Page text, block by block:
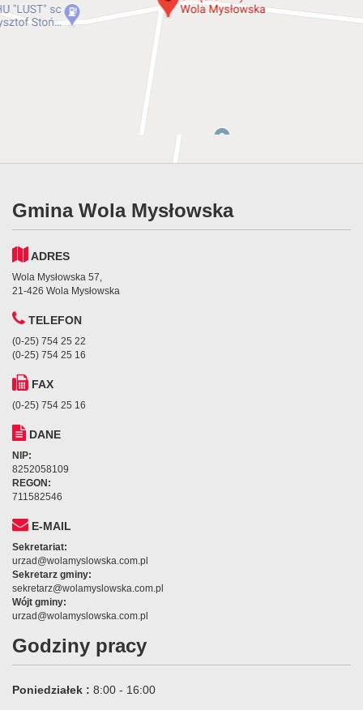
Gmina Wola Mysłowska
ADRES
Wola Mysłowska 57,
21-426 Wola Mysłowska
TELEFON
(0-25) 754 25 22
(0-25) 754 25 16
FAX
(0-25) 754 25 16
DANE
NIP:
8252058109
REGON:
711582546
E-MAIL
Sekretariat:
urzad@wolamyslowska.com.pl
Sekretarz gminy:
sekretarz@wolamyslowska.com.pl
Wójt gminy:
urzad@wolamyslowska.com.pl
Godziny pracy
Poniedziałek : 8:00 - 16:00